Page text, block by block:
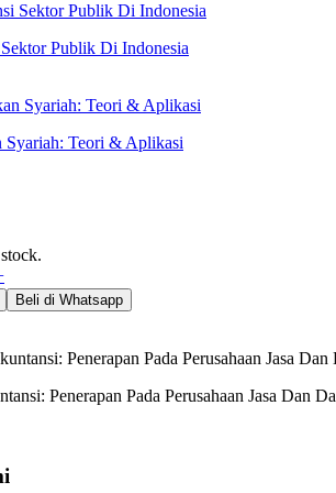
Publik Di Indonesia
Syariah: Teori & Aplikasi
Beli di Whatsapp
Penerapan Pada Perusahaan Jasa Dan